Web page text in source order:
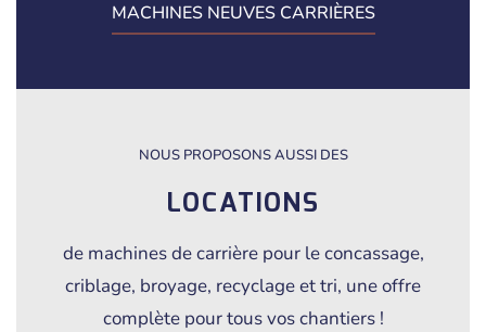
MACHINES NEUVES CARRIÈRES
NOUS PROPOSONS AUSSI DES
LOCATIONS
de machines de carrière pour le concassage,
criblage, broyage, recyclage et tri, une offre
complète pour tous vos chantiers !